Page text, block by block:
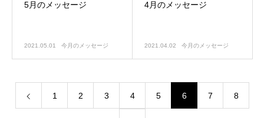
5月のメッセージ
2021.05.01 今月のメッセージ
4月のメッセージ
2021.04.02 今月のメッセージ
1 2 3 4 5 6 7 8